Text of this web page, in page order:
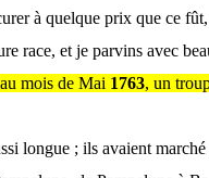
à quelque prix que ce
race, et je parvins avec
mois de Mai 1763, un
longue ; ils avaient